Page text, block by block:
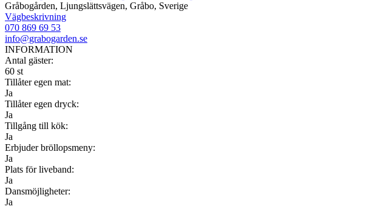
Gråbogården, Ljungslättsvägen, Gråbo, Sverige
Vägbeskrivning
070 869 69 53
info@grabogarden.se
INFORMATION
Antal gäster:
60 st
Tillåter egen mat:
Ja
Tillåter egen dryck:
Ja
Tillgång till kök:
Ja
Erbjuder bröllopsmeny:
Ja
Plats för liveband:
Ja
Dansmöjligheter:
Ja